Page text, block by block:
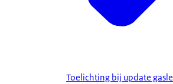
Toelichting bij update